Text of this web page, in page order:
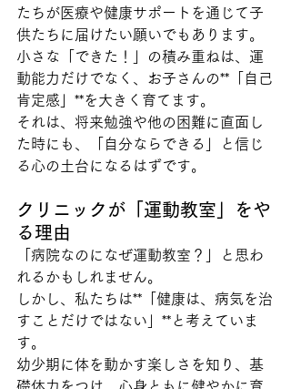
たちが医療や健康サポートを通じて子
供たちに届けたい願いでもあります。
小さな「できた！」の積み重ねは、運
動能力だけでなく、お子さんの**「自己
肯定感」**を大きく育てます。
それは、将来勉強や他の困難に直面し
た時にも、「自分ならできる」と信じ
る心の土台になるはずです。
クリニックが「運動教室」をや
る理由
「病院なのになぜ運動教室？」と思わ
れるかもしれません。
しかし、私たちは**「健康は、病気を治
すことだけではない」**と考えていま
す。
幼少期に体を動かす楽しさを知り、基